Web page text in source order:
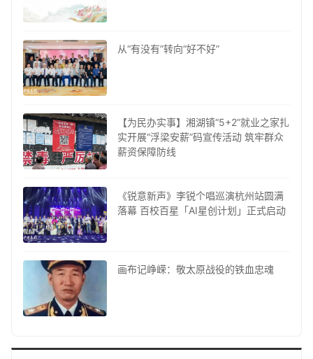
从“有没有”转向“好不好”
【为民办实事】湘湖镇“5+2”就业之家扎
实开展“浮梁安薪”码宣传活动 筑牢群众
薪资保障防线
《锐意新声》李锐个唱巡演杭州站圆满
落幕 百校百星「AI星创计划」正式启动
画布记峥嵘：敬太原战役的铁血忠魂